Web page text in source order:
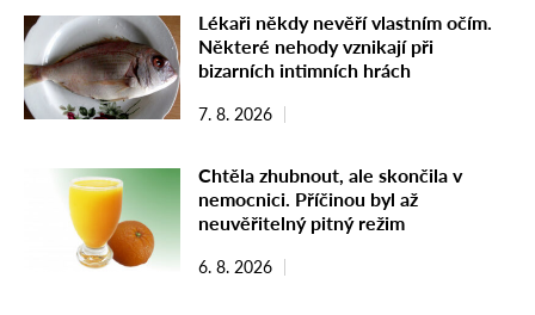
Lékaři někdy nevěří vlastním očím.
Některé nehody vznikají při
bizarních intimních hrách
7. 8. 2026
Chtěla zhubnout, ale skončila v
nemocnici. Příčinou byl až
neuvěřitelný pitný režim
6. 8. 2026